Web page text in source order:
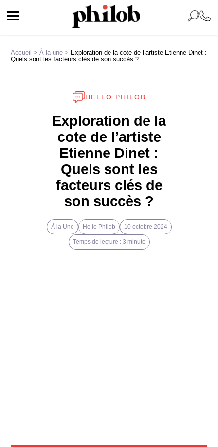
Accueil >À la une > Exploration de la cote de l’artiste Etienne Dinet :
Quels sont les facteurs clés de son succès ?
HELLO PHILOB
Exploration de la
cote de l’artiste
Etienne Dinet :
Quels sont les
facteurs clés de
son succès ?
À la Une Hello Philob 10 octobre 2024
Temps de lecture : 3 minute